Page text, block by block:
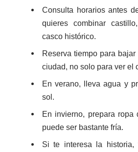
Consulta horarios antes
quieres combinar
casco histórico.
Reserva tiempo para
ciudad, no solo para ver el
En verano, lleva agua y
sol.
En invierno, prepara ropa
puede ser bastante fría.
Si te interesa la historia,